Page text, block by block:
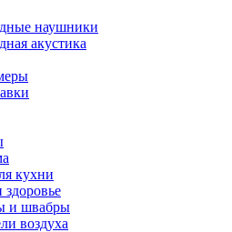
наушники
акустика
кухни
здоровье
и швабры
воздуха